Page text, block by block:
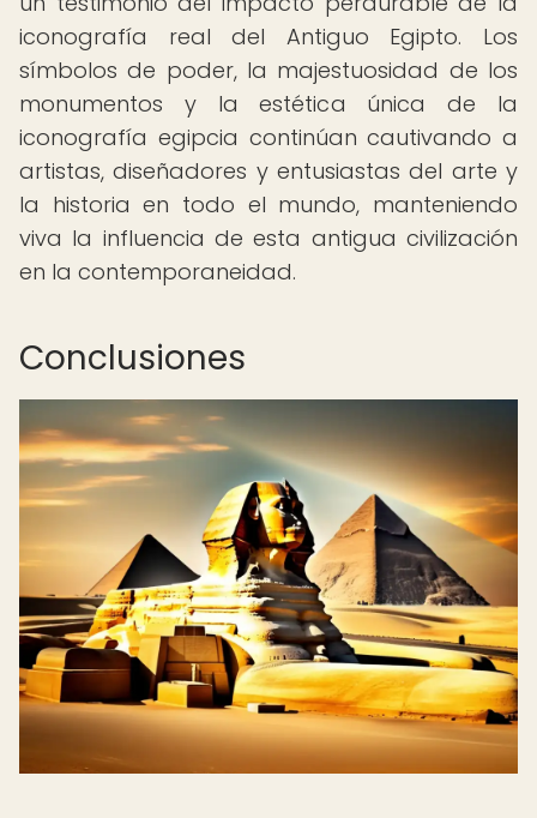
iconografía real del Antiguo Egipto. Los
símbolos de poder, la majestuosidad de los
monumentos y la estética única de la
iconografía egipcia continúan cautivando a
artistas, diseñadores y entusiastas del arte y
la historia en todo el mundo, manteniendo
viva la influencia de esta antigua civilización
en la contemporaneidad.
Conclusiones